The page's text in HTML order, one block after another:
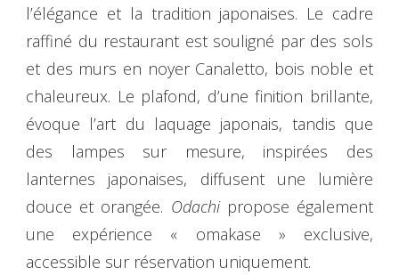
l’élégance et la tradition japonaises. Le cadre
raffiné du restaurant est souligné par des sols
et des murs en noyer Canaletto, bois noble et
chaleureux. Le plafond, d’une finition brillante,
évoque l’art du laquage japonais, tandis que
des lampes sur mesure, inspirées des
lanternes japonaises, diffusent une lumière
douce et orangée. Odachipropose également
une expérience « omakase » exclusive,
accessible sur réservation uniquement.